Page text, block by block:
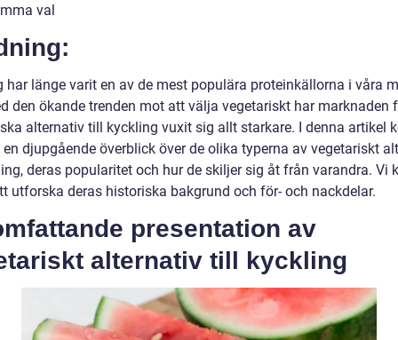
val
har länge varit en av de mest populära proteinkällorna i våra
den ökande trenden mot att välja vegetariskt har marknaden
alternativ till kyckling vuxit sig allt starkare. I denna artikel
djupgående överblick över de olika typerna av vegetariskt
deras popularitet och hur de skiljer sig åt från varandra. Vi
utforska deras historiska bakgrund och för- och nackdelar.
presentation av
alternativ till kyckling